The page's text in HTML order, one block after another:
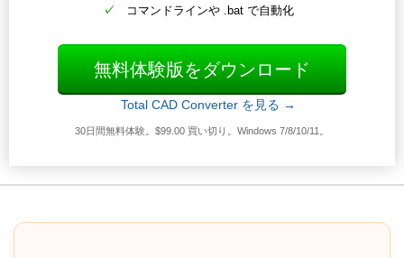
コマンドラインや .bat で自動化
無料体験版をダウンロード
Total CAD Converter を見る →
30日間無料体験。$99.00 買い切り。Windows 7/8/10/11。